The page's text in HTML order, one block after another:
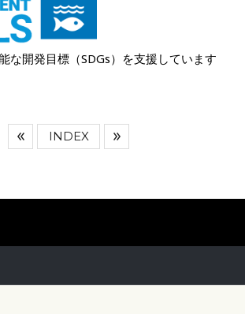
な開発目標（SDGs）を支援しています
INDEX